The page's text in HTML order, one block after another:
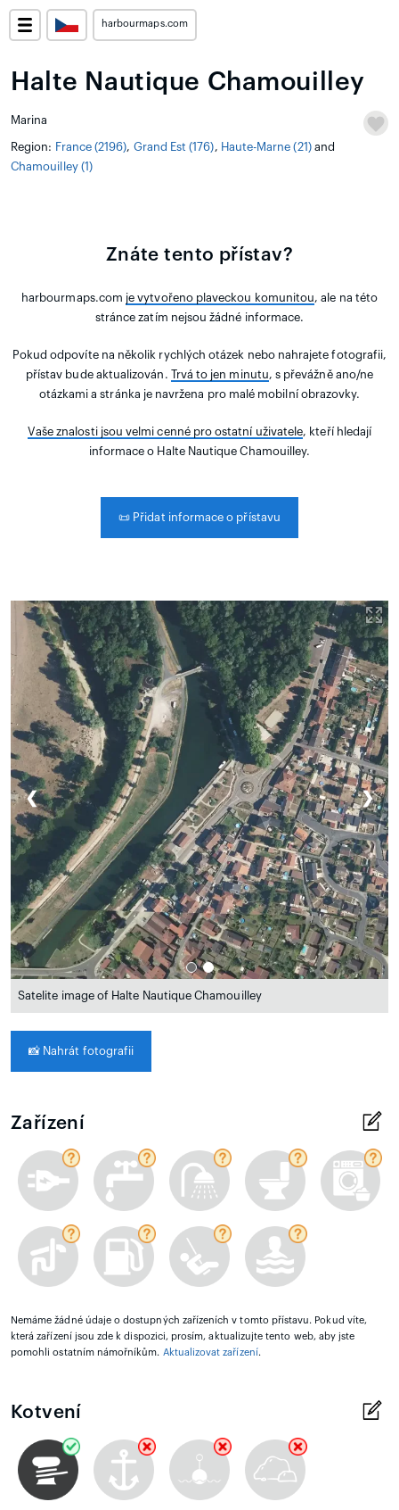
harbourmaps.com
Halte Nautique Chamouilley
Marina
Region: France (2196), Grand Est (176), Haute-Marne (21)and
Chamouilley (1)
Znáte tento přístav?
harbourmaps.com je vytvořeno plaveckou komunitou, ale na této
stránce zatím nejsou žádné informace.
Pokud odpovíte na několik rychlých otázek nebo nahrajete fotografii,
přístav bude aktualizován. Trvá to jen minutu, s převážně ano/ne
otázkami a stránka je navržena pro malé mobilní obrazovky.
Vaše znalosti jsou velmi cenné pro ostatní uživatele, kteří hledají
informace o Halte Nautique Chamouilley.
📜 Přidat informace o přístavu
❮ ❯
Satelite image of Halte Nautique Chamouilley
📸 Nahrát fotografii
Zařízení
Nemáme žádné údaje o dostupných zařízeních v tomto přístavu. Pokud víte,
která zařízení jsou zde k dispozici, prosím, aktualizujte tento web, aby jste
pomohli ostatním námořníkům. Aktualizovat zařízení.
Kotvení